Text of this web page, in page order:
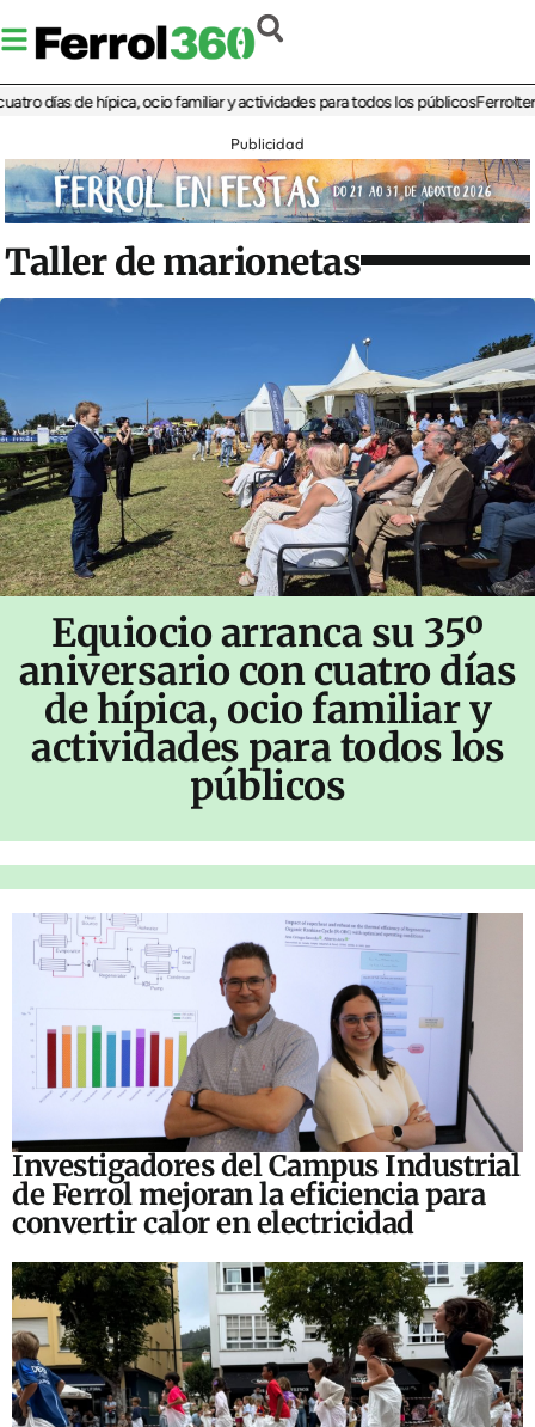
de hípica, ocio familiar y actividades para todos los públicosFerrolterra
Publicidad
Taller de marionetas
Equiocio arranca su 35º
aniversario con cuatro días
de hípica, ocio familiar y
actividades para todos los
públicos
Investigadores del Campus Industrial
de Ferrol mejoran la eficiencia para
convertir calor en electricidad